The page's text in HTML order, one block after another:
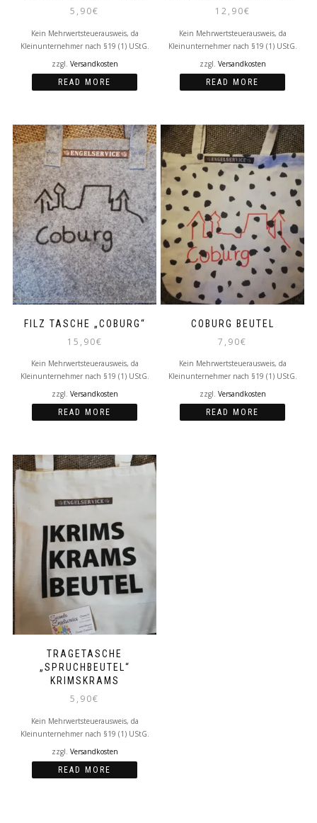
5,90€
Kein Mehrwertsteuerausweis, da
Kleinunternehmer nach §19 (1) UStG.
zzgl. Versandkosten
READ MORE
12,90€
Kein Mehrwertsteuerausweis, da
Kleinunternehmer nach §19 (1) UStG.
zzgl. Versandkosten
READ MORE
FILZ TASCHE „COBURG“
15,90€
Kein Mehrwertsteuerausweis, da
Kleinunternehmer nach §19 (1) UStG.
zzgl. Versandkosten
READ MORE
COBURG BEUTEL
7,90€
Kein Mehrwertsteuerausweis, da
Kleinunternehmer nach §19 (1) UStG.
zzgl. Versandkosten
READ MORE
TRAGETASCHE
„SPRUCHBEUTEL“
KRIMSKRAMS
5,90€
Kein Mehrwertsteuerausweis, da
Kleinunternehmer nach §19 (1) UStG.
zzgl. Versandkosten
READ MORE